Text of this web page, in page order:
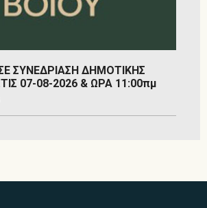
ΣΥΝΕΔΡΙΑΣΗ ΔΗΜΟΤΙΚΗΣ
07-08-2026 & ΩΡΑ 11:00πμ